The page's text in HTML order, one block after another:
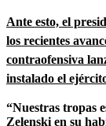
Ante esto, el
los recientes
contraofensiva
instalado el
“Nuestras tropas
Zelenski en su